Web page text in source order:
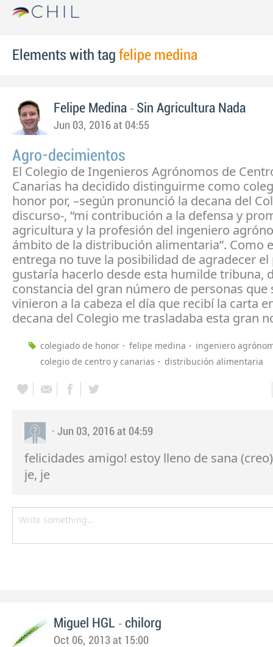
Elements with tag felipe medina
Felipe Medina - Sin Agricultura Nada
Jun 03, 2016 at 04:55
Agro-decimientos
El Colegio de Ingenieros Agrónomos de
Canarias ha decidido distinguirme como
honor por, –según pronunció la decana del
discurso-, “mi contribución a la defensa y
agricultura y la profesión del ingeniero
ámbito de la distribución alimentaria”. Como
entrega no tuve la posibilidad de agradecer
gustaría hacerlo desde esta humilde tribuna,
constancia del gran número de personas que
vinieron a la cabeza el día que recibí la carta
decana del Colegio me trasladaba esta gran
colegiado de honor felipe medina
ingeniero
colegio de centro y canarias
distribución alimentaria
· Jun 03, 2016 at 04:59
felicidades amigo! estoy lleno de sana
je, je
Miguel HGL - chilorg
Oct 06, 2013 at 15:00